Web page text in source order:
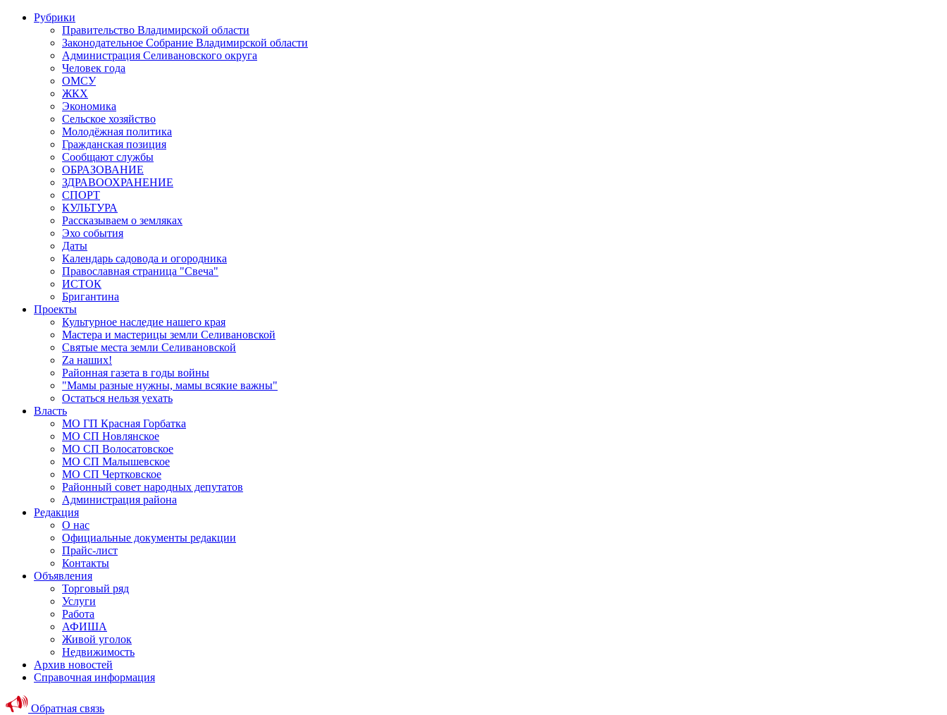
Рубрики
Правительство Владимирской области
Законодательное Собрание Владимирской области
Администрация Селивановского округа
Человек года
ОМСУ
ЖКХ
Экономика
Сельское хозяйство
Молодёжная политика
Гражданская позиция
Сообщают службы
ОБРАЗОВАНИЕ
ЗДРАВООХРАНЕНИЕ
СПОРТ
КУЛЬТУРА
Рассказываем о земляках
Эхо события
Даты
Календарь садовода и огородника
Православная страница "Свеча"
ИСТОК
Бригантина
Проекты
Культурное наследие нашего края
Мастера и мастерицы земли Селивановской
Святые места земли Селивановской
Zа наших!
Районная газета в годы войны
"Мамы разные нужны, мамы всякие важны"
Остаться нельзя уехать
Власть
МО ГП Красная Горбатка
МО СП Новлянское
МО СП Волосатовское
МО СП Малышевское
МО СП Чертковское
Районный совет народных депутатов
Администрация района
Редакция
О нас
Официальные документы редакции
Прайс-лист
Контакты
Объявления
Торговый ряд
Услуги
Работа
АФИША
Живой уголок
Недвижимость
Архив новостей
Справочная информация
Обратная связь